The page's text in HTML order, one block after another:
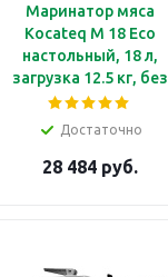
Маринатор мяса
Kocateq M 18 Eco
настольный, 18 л,
загрузка 12.5 кг, без
вакуума
Достаточно
28 484 руб.